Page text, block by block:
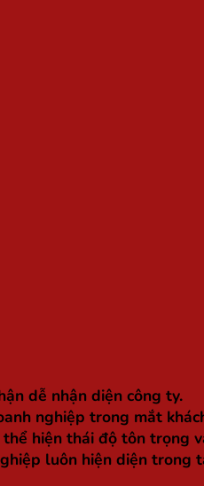
dễ nhận diện công ty.
nghiệp trong mắt
hiện thái độ tôn trọng
luôn hiện diện trong